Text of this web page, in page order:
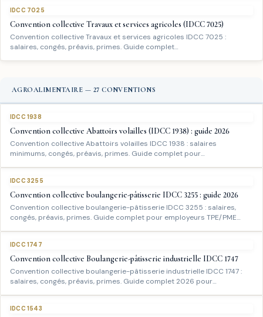
IDCC 7025
Convention collective Travaux et services agricoles (IDCC 7025)
Convention collective Travaux et services agricoles IDCC 7025 :
salaires, congés, préavis, primes. Guide complet…
AGROALIMENTAIRE — 27 CONVENTIONS
IDCC 1938
Convention collective Abattoirs volailles (IDCC 1938) : guide 2026
Convention collective Abattoirs volailles IDCC 1938 : salaires
minimums, congés, préavis, primes. Guide complet pour…
IDCC 3255
Convention collective boulangerie-pâtisserie IDCC 3255 : guide 2026
Convention collective boulangerie-pâtisserie IDCC 3255 : salaires,
congés, préavis, primes. Guide complet pour employeurs TPE/PME…
IDCC 1747
Convention collective Boulangerie-pâtisserie industrielle IDCC 1747
Convention collective boulangerie-pâtisserie industrielle IDCC 1747 :
salaires, congés, préavis, primes. Guide complet 2026 pour…
IDCC 1543